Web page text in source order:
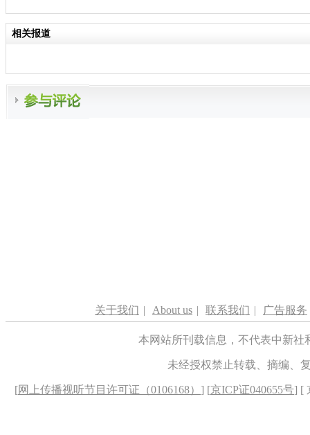
相关报道
关于我们 | About us | 联系我们 | 广告服务
本网站所刊载信息，不代表中新
未经授权禁止转载、摘编、
[网上传播视听节目许可证（0106168） ] [京ICP证040655号] [